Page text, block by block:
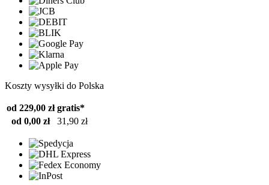
Koszty wysyłki do Polska
od 229,00 zł gratis*
od 0,00 zł
31,90 zł